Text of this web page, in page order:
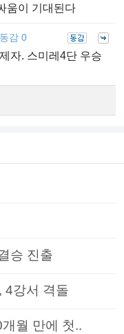
움이 기대된다
동감 0
자. 스미레4단 우승
승 진출
4강서 격돌
월 만에 첫..